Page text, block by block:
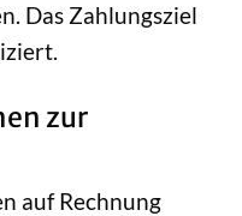
Das Zahlungsziel
zur
auf Rechnung